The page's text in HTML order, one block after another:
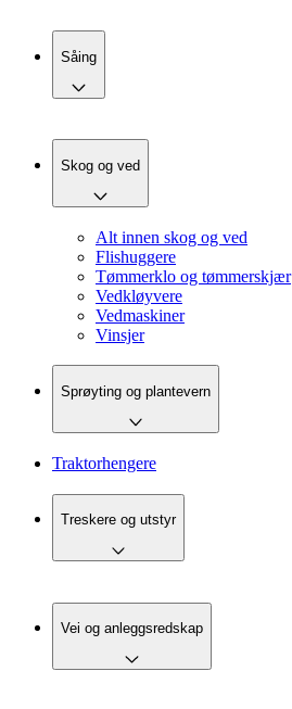
Såing
Skog og ved
Alt innen skog og ved
Flishuggere
Tømmerklo og tømmerskjær
Vedkløyvere
Vedmaskiner
Vinsjer
Sprøyting og plantevern
Traktorhengere
Treskere og utstyr
Vei og anleggsredskap